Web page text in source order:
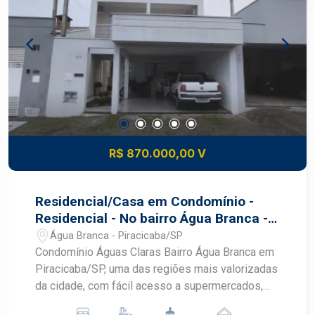
Jequitibá Um verdadeiro conceito de moradia
com estrutura de clube e segurança total. Lazer
completo Pista de boliche Quadras de beach
tennis Minicampo de golfe Espaço para crossfit
Academia equipada Salão de festas Pet place
R$ 870.000,00 V
Residencial/Casa em Condomínio -
Residencial - No bairro Água Branca -
Condomínio Águas Claras
Água Branca - Piracicaba/SP
Condomínio Águas Claras Bairro Água Branca em
Piracicaba/SP, uma das regiões mais valorizadas
da cidade, com fácil acesso a supermercados,